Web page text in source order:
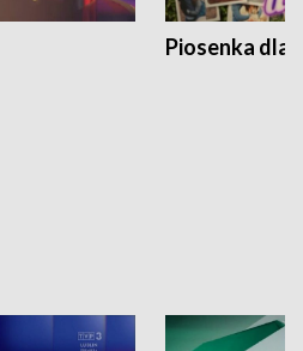
Piosenka dla